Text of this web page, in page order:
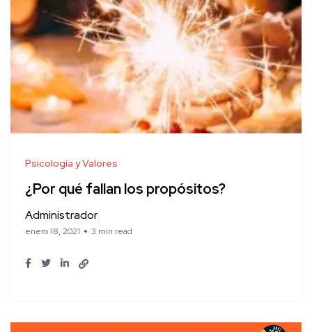
Psicología y Valores
¿Por qué fallan los propósitos?
Administrador
enero 18, 2021 3 min read